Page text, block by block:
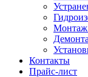
Монтаж
Контакты
Прайс-лист